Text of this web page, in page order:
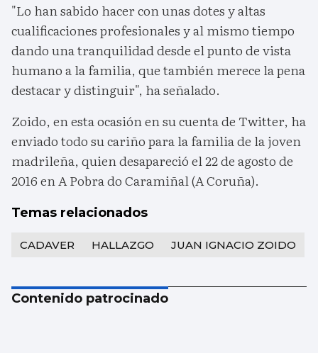
"Lo han sabido hacer con unas dotes y altas
cualificaciones profesionales y al mismo tiempo
dando una tranquilidad desde el punto de vista
humano a la familia, que también merece la pena
destacar y distinguir", ha señalado.
Zoido, en esta ocasión en su cuenta de Twitter, ha
enviado todo su cariño para la familia de la joven
madrileña, quien desapareció el 22 de agosto de
2016 en A Pobra do Caramiñal (A Coruña).
Temas relacionados
CADAVER HALLAZGO JUAN IGNACIO ZOIDO
Contenido patrocinado